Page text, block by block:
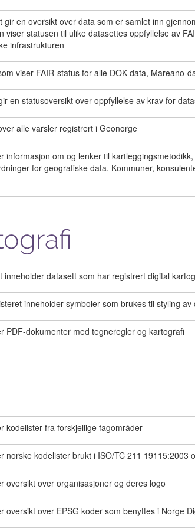
gir en oversikt over data som er samlet inn
viser statusen til ulike datasettes oppfyllelse av
infrastrukturen
viser FAIR-status for alle DOK-data, Mareano-
en statusoversikt over oppfyllelse av krav for
alle varsler registrert i Geonorge
informasjon om og lenker til
for geografiske data. Kommuner,
inneholder datasett som har registrert digital
inneholder symboler som brukes til styling
PDF-dokumenter med tegneregler og kartografi
kodelister fra forskjellige fagområder
norske kodelister brukt i ISO/TC 211 19115:2003
oversikt over organisasjoner og deres logo
oversikt over EPSG koder som benyttes i Norge